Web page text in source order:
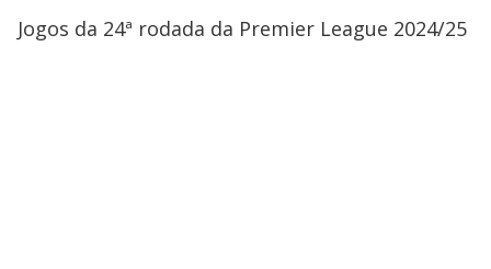
Jogos da 24ª rodada da Premier League 2024/25